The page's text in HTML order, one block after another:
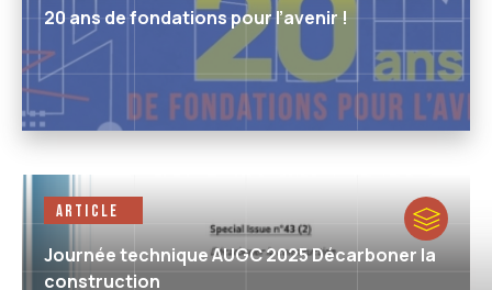
20 ans de fondations pour l’avenir !
Article
Journée technique AUGC 2025 Décarboner la
construction